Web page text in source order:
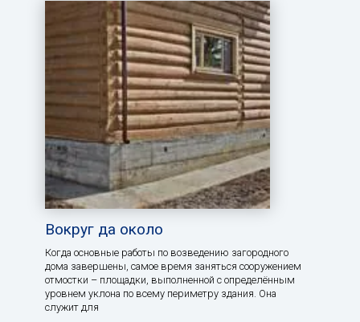
Вокруг да около
Когда основные работы по возведению загородного
дома завершены, самое время заняться сооружением
отмостки – площадки, выполненной с определённым
уровнем уклона по всему периметру здания. Она
служит для